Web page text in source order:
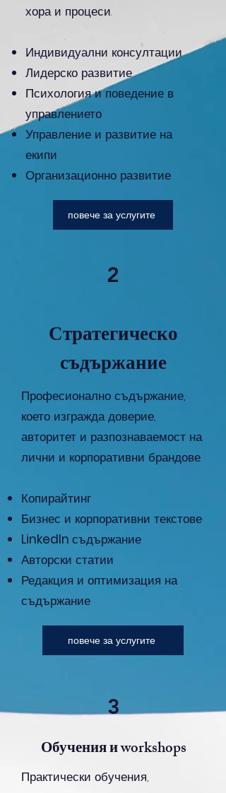
хора и процеси.
Индивидуални консултации
Лидерско развитие
Психология и поведение в
управлението
Управление и развитие на
екипи
Организационно развитие
повече за услугите
2
Стратегическо
съдържание
Професионално съдържание,
което изгражда доверие,
авторитет и разпознаваемост на
лични и корпоративни брандове.
Копирайтинг
Бизнес и корпоративни текстове
LinkedIn съдържание
Авторски статии
Редакция и оптимизация на
съдържание
повече за услугите
3
Обучения и workshops
Практически обучения,